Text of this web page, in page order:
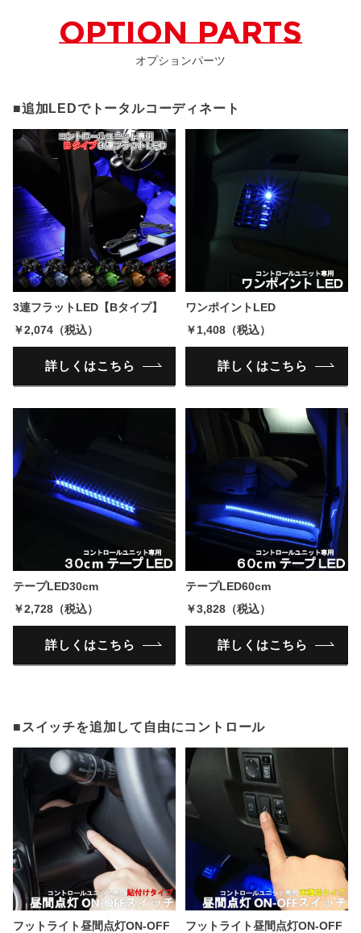
OPTION PARTS
オプションパーツ
■追加LEDでトータルコーディネート
3連フラットLED【Bタイプ】
￥2,074（税込）
詳しくはこちら
ワンポイントLED
￥1,408（税込）
詳しくはこちら
テープLED30cm
￥2,728（税込）
詳しくはこちら
テープLED60cm
￥3,828（税込）
詳しくはこちら
■スイッチを追加して自由にコントロール
フットライト昼間点灯ON-OFF
フットライト昼間点灯ON-OFF